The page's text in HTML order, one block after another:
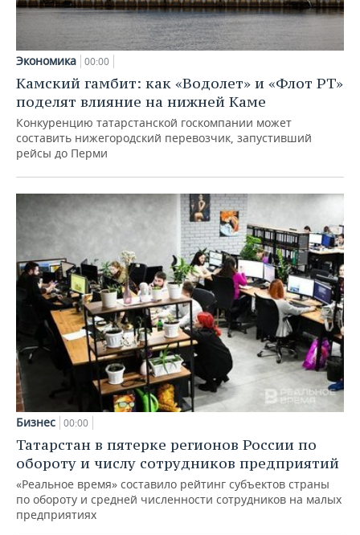
Экономика 00:00
Камский гамбит: как «Водолет» и «Флот РТ»
поделят влияние на нижней Каме
Конкуренцию татарстанской госкомпании может
составить нижегородский перевозчик, запустивший
рейсы до Перми
Бизнес 00:00
Татарстан в пятерке регионов России по
обороту и числу сотрудников предприятий
«Реальное время» составило рейтинг субъектов страны
по обороту и средней численности сотрудников на малых
предприятиях